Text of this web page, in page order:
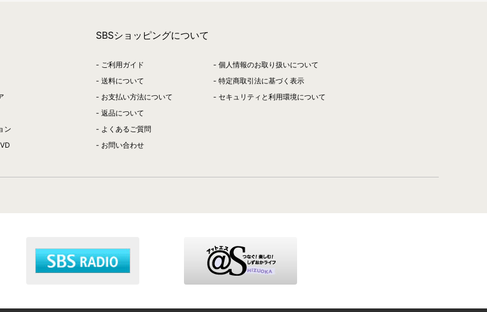
ン
SBSショッピングについて
ご利用ガイド
送料について
お支払い方法について
返品について
よくあるご質問
お問い合わせ
個人情報のお取り扱いについて
特定商取引法に基づく表示
セキュリティと利用環境について